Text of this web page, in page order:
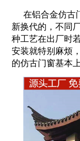
在铝合金仿古
新换代的，不同
种工艺在出厂时
安装就特别麻烦
的仿古门窗基本